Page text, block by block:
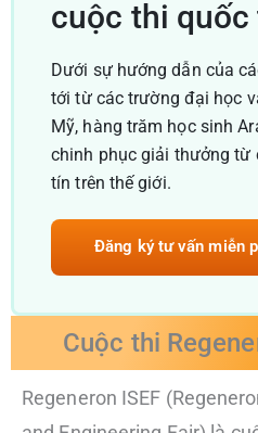
cuộc thi quốc
Dưới sự hướng dẫn của
tới từ các trường đại học
Mỹ, hàng trăm học sinh
chinh phục giải thưởng từ
tín trên thế giới.
Đăng ký tư vấn miễn
Cuộc thi
Regeneron ISEF